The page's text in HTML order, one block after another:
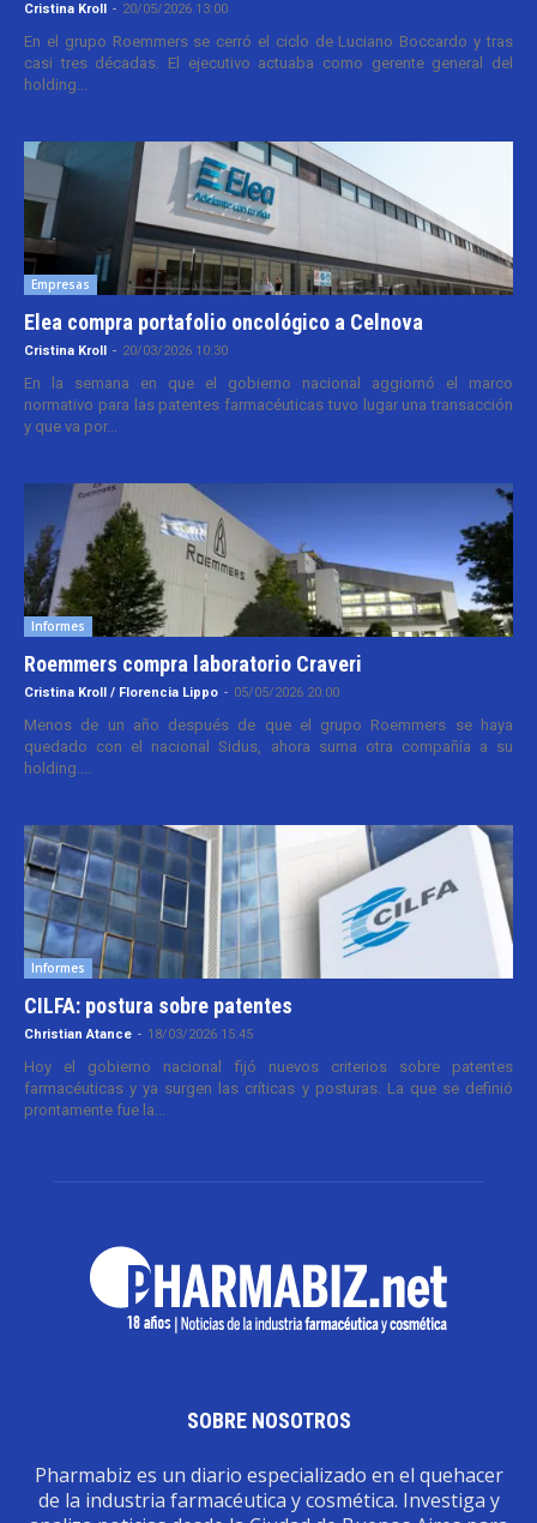
Cristina Kroll - 20/05/2026 13:00
En el grupo Roemmers se cerró el ciclo de Luciano Boccardo y tras
casi tres décadas. El ejecutivo actuaba como gerente general del
holding...
Empresas
Elea compra portafolio oncológico a Celnova
Cristina Kroll - 20/03/2026 10:30
En la semana en que el gobierno nacional aggiornó el marco
normativo para las patentes farmacéuticas tuvo lugar una transacción
y que va por...
Informes
Roemmers compra laboratorio Craveri
Cristina Kroll / Florencia Lippo - 05/05/2026 20:00
Menos de un año después de que el grupo Roemmers se haya
quedado con el nacional Sidus, ahora suma otra compañía a su
holding....
Informes
CILFA: postura sobre patentes
Christian Atance - 18/03/2026 15:45
Hoy el gobierno nacional fijó nuevos criterios sobre patentes
farmacéuticas y ya surgen las críticas y posturas. La que se definió
prontamente fue la...
SOBRE NOSOTROS
Pharmabiz es un diario especializado en el quehacer
de la industria farmacéutica y cosmética. Investiga y